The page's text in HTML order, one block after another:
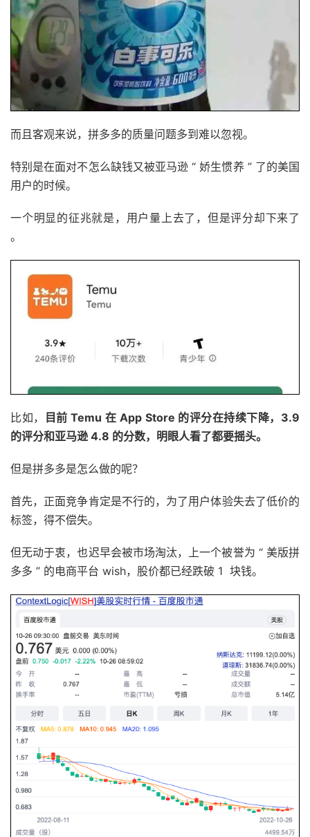
而且客观来说，拼多多的质量问题多到难以忽视。
特别是在面对不怎么缺钱又被亚马逊 “ 娇生惯养 ” 了的美国
用户的时候。
一个明显的征兆就是，用户量上去了，但是评分却下来了
。
比如，
目前 Temu 在 App Store 的评分在持续下降，3.9
的评分和亚马逊 4.8 的分数，明眼人看了都要摇头。
但是拼多多是怎么做的呢？
首先，正面竞争肯定是不行的，为了用户体验失去了低价的
标签，得不偿失。
但无动于衷，也迟早会被市场淘汰，上一个被誉为 “ 美版拼
多多 ” 的电商平台 wish，股价都已经跌破 1 块钱。